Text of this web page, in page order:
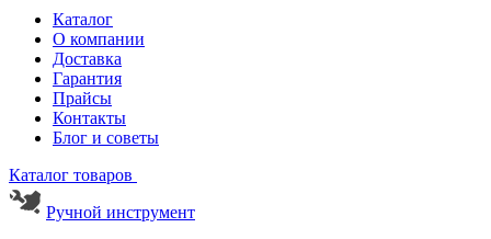
Каталог
О компании
Доставка
Гарантия
Прайсы
Контакты
Блог и советы
Каталог товаров
Ручной инструмент